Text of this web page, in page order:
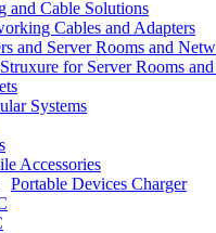
and Cable Solutions
Cables and Adapters
and Server Rooms and
for Server Rooms
Systems
Accessories
Portable Devices Charger